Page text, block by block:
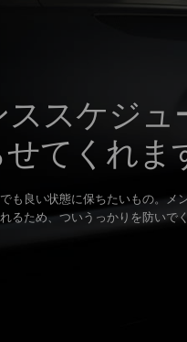
ススケジュ
てくれま
も良い状態に保ちたいもの。メ
るため、ついうっかりを防いでく